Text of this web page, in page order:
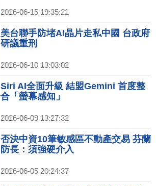
2026-06-15 19:35:21
美台聯手防堵AI晶片走私中國 台政府
研議重刑
2026-06-10 13:03:02
Siri AI全面升級 結盟Gemini 首度整
合「螢幕感知」
2026-06-09 13:27:32
否決中資10筆敏感區不動產交易 芬蘭
防長：須強硬介入
2026-06-05 20:24:37